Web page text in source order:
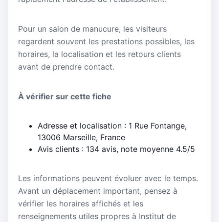
Pour un salon de manucure, les visiteurs
regardent souvent les prestations possibles, les
horaires, la localisation et les retours clients
avant de prendre contact.
À vérifier sur cette fiche
Adresse et localisation : 1 Rue Fontange,
13006 Marseille, France
Avis clients : 134 avis, note moyenne 4.5/5
Les informations peuvent évoluer avec le temps.
Avant un déplacement important, pensez à
vérifier les horaires affichés et les
renseignements utiles propres à Institut de